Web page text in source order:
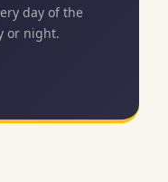
day of the
or night.